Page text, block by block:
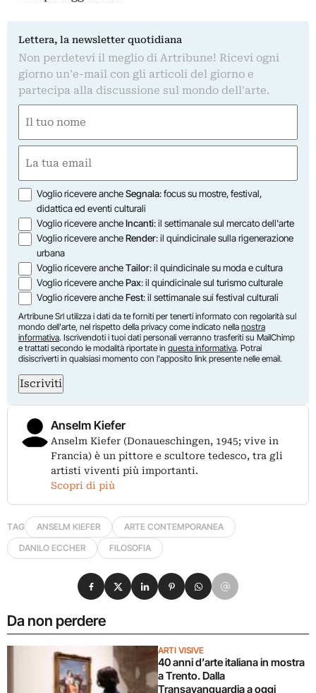
Lettera, la newsletter quotidiana
Non perdetevi il meglio di Artribune! Ricevi ogni
giorno un'e-mail con gli articoli del giorno e
partecipa alla discussione sul mondo dell'arte.
(Obbligatorio)
(Obbligatorio)
Opzioni
Voglio ricevere ancheSegnala: focus su mostre, festival,
didattica ed eventi culturali
Voglio ricevere ancheIncanti: il settimanale sul mercato dell'arte
Voglio ricevere ancheRender: il quindicinale sulla rigenerazione
urbana
Voglio ricevere ancheTailor: il quindicinale su moda e cultura
Voglio ricevere anchePax: il quindicinale sul turismo culturale
Voglio ricevere ancheFest: il settimanale sui festival culturali
Artribune Srl utilizza i dati da te forniti per tenerti informato con regolarità sul
mondo dell'arte, nel rispetto della privacy come indicato nella nostra
informativa. Iscrivendoti i tuoi dati personali verranno trasferiti su MailChimp
e trattati secondo le modalità riportate in questa informativa. Potrai
disiscriverti in qualsiasi momento con l'apposito link presente nelle email.
Iscriviti
Anselm Kiefer
Anselm Kiefer (Donaueschingen, 1945; vive in
Francia) è un pittore e scultore tedesco, tra gli
artisti viventi più importanti.
Scopri di più
TAG ANSELM KIEFER
ARTE CONTEMPORANEA
DANILO ECCHER
FILOSOFIA
Da non perdere
ARTI VISIVE
40 anni d’arte italiana in mostra
a Trento. Dalla
Transavanguardia a oggi
Condividi su Facebook
Condividi su X
Condividi su LinkedIn
Condividi su Pinterest
Condividi su WhatsApp
Condividi su Email